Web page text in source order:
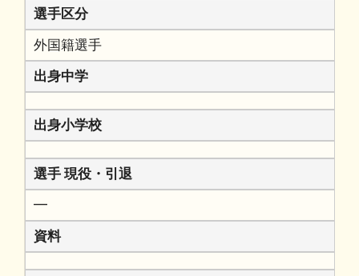
選手区分
外国籍選手
出身中学
出身小学校
選手 現役・引退
━
資料